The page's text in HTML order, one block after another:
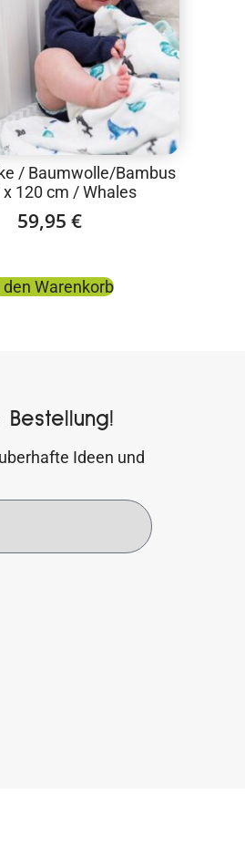
/ Baumwolle/Bambus
x 120 cm / Whales
59,95 €
den Warenkorb
Ideen und